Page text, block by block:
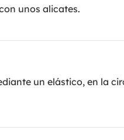
unos alicates.
un elástico, en la